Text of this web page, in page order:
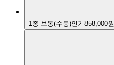
1종 보통(수동)인기858,000원